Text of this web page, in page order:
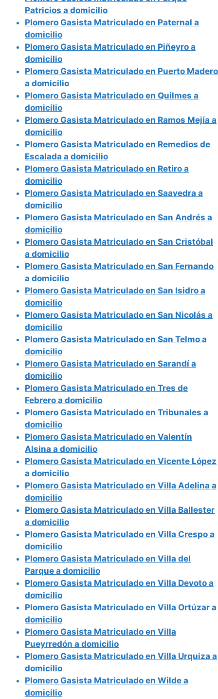
Patricios a domicilio
Plomero Gasista Matriculado en Paternal a
domicilio
Plomero Gasista Matriculado en Piñeyro a
domicilio
Plomero Gasista Matriculado en Puerto Madero
a domicilio
Plomero Gasista Matriculado en Quilmes a
domicilio
Plomero Gasista Matriculado en Ramos Mejía a
domicilio
Plomero Gasista Matriculado en Remedios de
Escalada a domicilio
Plomero Gasista Matriculado en Retiro a
domicilio
Plomero Gasista Matriculado en Saavedra a
domicilio
Plomero Gasista Matriculado en San Andrés a
domicilio
Plomero Gasista Matriculado en San Cristóbal
a domicilio
Plomero Gasista Matriculado en San Fernando
a domicilio
Plomero Gasista Matriculado en San Isidro a
domicilio
Plomero Gasista Matriculado en San Nicolás a
domicilio
Plomero Gasista Matriculado en San Telmo a
domicilio
Plomero Gasista Matriculado en Sarandí a
domicilio
Plomero Gasista Matriculado en Tres de
Febrero a domicilio
Plomero Gasista Matriculado en Tribunales a
domicilio
Plomero Gasista Matriculado en Valentín
Alsina a domicilio
Plomero Gasista Matriculado en Vicente López
a domicilio
Plomero Gasista Matriculado en Villa Adelina a
domicilio
Plomero Gasista Matriculado en Villa Ballester
a domicilio
Plomero Gasista Matriculado en Villa Crespo a
domicilio
Plomero Gasista Matriculado en Villa del
Parque a domicilio
Plomero Gasista Matriculado en Villa Devoto a
domicilio
Plomero Gasista Matriculado en Villa Ortúzar a
domicilio
Plomero Gasista Matriculado en Villa
Pueyrredón a domicilio
Plomero Gasista Matriculado en Villa Urquiza a
domicilio
Plomero Gasista Matriculado en Wilde a
domicilio